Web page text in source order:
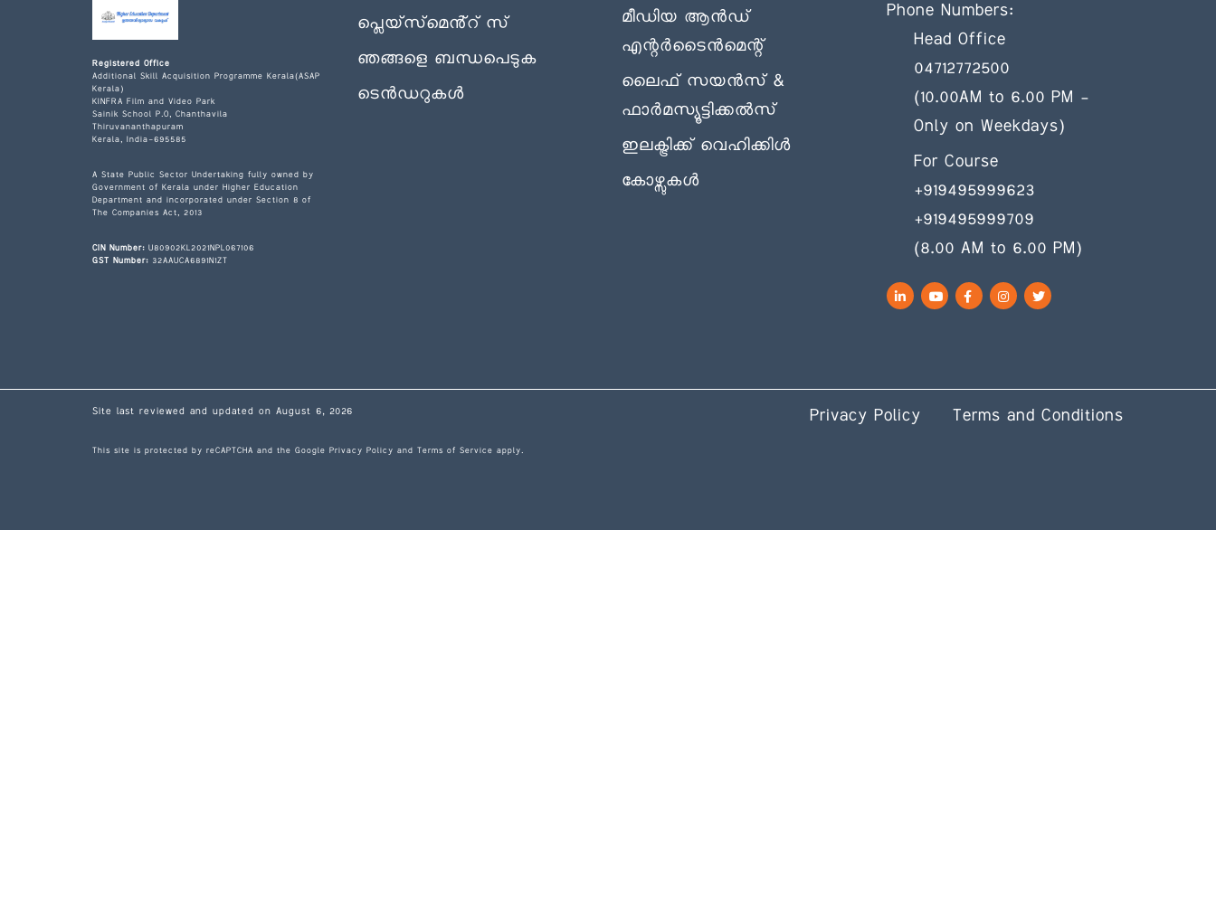
Registered Office
Additional Skill Acquisition Programme Kerala(ASAP
Kerala)
KINFRA Film and Video Park
Sainik School P.O, Chanthavila
Thiruvananthapuram
Kerala, India-695585
A State Public Sector Undertaking fully owned by
Government of Kerala under Higher Education
Department and incorporated under Section 8 of
The Companies Act, 2013
CIN Number: U80902KL2021NPL067106
GST Number: 32AAUCA6891N1ZT
പ്ലെയ്‌സ്‌മെൻ്റ് സ്
ഞങ്ങളെ ബന്ധപെടുക
ടെൻഡറുകൾ
മീഡിയ ആൻഡ്
എന്റർടൈൻമെന്റ്
ലൈഫ് സയൻസ് &
ഫാർമസ്യൂട്ടിക്കൽസ്
ഇലക്ട്രിക്ക് വെഹിക്കിൾ
കോഴ്സുകൾ
Phone Numbers:
Head Office
04712772500
(10.00AM to 6.00 PM –
Only on Weekdays)
For Course
+919495999623
+919495999709
(8.00 AM to 6.00 PM)
LinkedInYouTubeFacebookInstagramTwitter
Site last reviewed and updated on August 6, 2026
This site is protected by reCAPTCHA and the Google Privacy Policy and Terms of Service apply.
Privacy Policy Terms and Conditions